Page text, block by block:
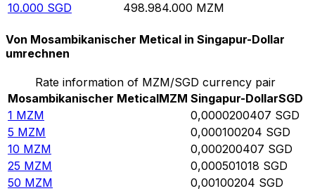
10.000 SGD 498.984.000 MZM
Von Mosambikanischer Metical in Singapur-Dollar
umrechnen
Rate information of MZM/SGD currency pair
Mosambikanischer MeticalMZM Singapur-DollarSGD
1 MZM 0,0000200407 SGD
5 MZM 0,000100204 SGD
10 MZM 0,000200407 SGD
25 MZM 0,000501018 SGD
50 MZM 0,00100204 SGD